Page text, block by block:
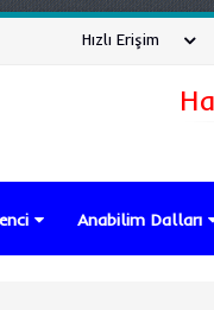
Hızlı Erişim
Anabilim Dalları